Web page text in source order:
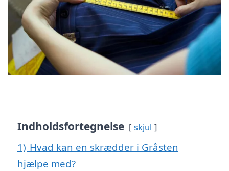
Indholdsfortegnelse skjul
1) Hvad kan en skrædder i Gråsten
hjælpe med?